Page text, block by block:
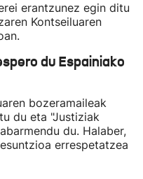
erantzunez egin ditu
Kontseiluaren
du Espainiako
bozeramaileak
du eta "Justiziak
du. Halaber,
errespetatzea